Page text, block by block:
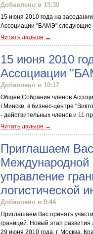
Добавлено в 15:30
15 июня 2010 года на
Ассоциации "БАМЭ" следующие
Читать дальше →
15 июня 2010
Ассоциации
Добавлено в 10:17
Общее Собрание членов
г.Минске, в бизнес-центре
- действительных членов и 11
Читать дальше →
Приглашаем
управление
логистической
Добавлено в 9:44
Приглашаем Вас принять
границей. Новый этап
29 июня 2010 года, г. Москва,